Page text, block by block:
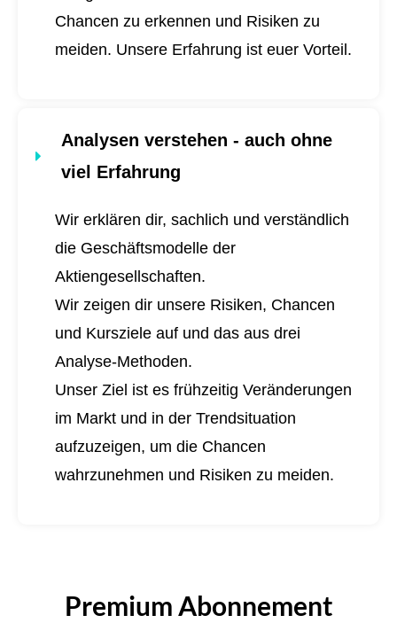
Chancen zu erkennen und Risiken zu
meiden. Unsere Erfahrung ist euer Vorteil.
Analysen verstehen - auch ohne
viel Erfahrung
Wir erklären dir, sachlich und verständlich
die Geschäftsmodelle der
Aktiengesellschaften.
Wir zeigen dir unsere Risiken, Chancen
und Kursziele auf und das aus drei
Analyse-Methoden.
Unser Ziel ist es frühzeitig Veränderungen
im Markt und in der Trendsituation
aufzuzeigen, um die Chancen
wahrzunehmen und Risiken zu meiden.
Premium Abonnement